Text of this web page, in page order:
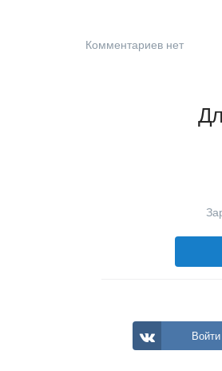
Комментариев нет